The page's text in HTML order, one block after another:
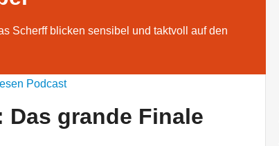
Scherff blicken sensibel und taktvoll auf den
Podcast
Das grande Finale